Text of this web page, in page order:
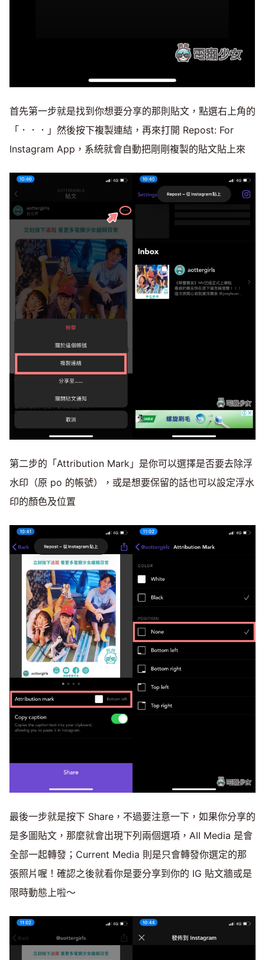
首先第一步就是找到你想要分享的那則貼文，點選右上角的
「．．．」然後按下複製連結，再來打開 Repost: For
Instagram App，系統就會自動把剛剛複製的貼文貼上來
第二步的「Attribution Mark」是你可以選擇是否要去除浮
水印（原 po 的帳號），或是想要保留的話也可以設定浮水
印的顏色及位置
最後一步就是按下 Share，不過要注意一下，如果你分享的
是多圖貼文，那麼就會出現下列兩個選項，AII Media 是會
全部一起轉發；Current Media 則是只會轉發你選定的那
張照片喔！確認之後就看你是要分享到你的 IG 貼文牆或是
限時動態上啦～